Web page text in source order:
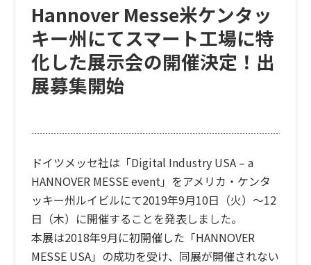
Hannover Messe米ケンタッ
キー州にてスマート工場に特
化した展示会の開催決定！出
展募集開始
ドイツメッセ社は「Digital Industry USA – a
HANNOVER MESSE event 」をアメリカ・ケンタ
ッキー州ルイビルにて2019年9月10日（火）～12
日（木）に開催することを発表しました。
本展は2018年9月に初開催した「HANNOVER
MESSE USA」の成功を受け、同展が開催されない